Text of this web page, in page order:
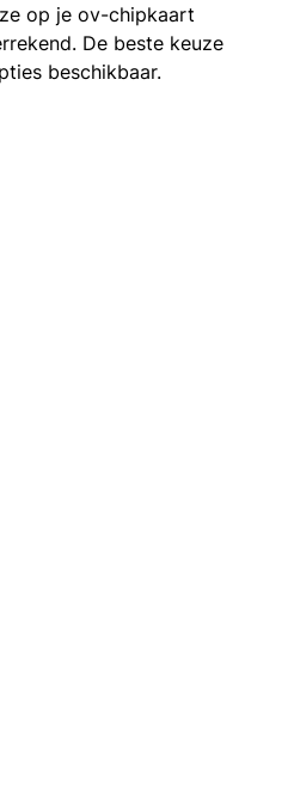
op je ov-chipkaart
De beste keuze
beschikbaar.